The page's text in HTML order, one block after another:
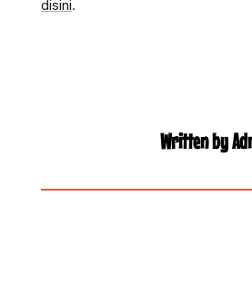
disini.
Written by